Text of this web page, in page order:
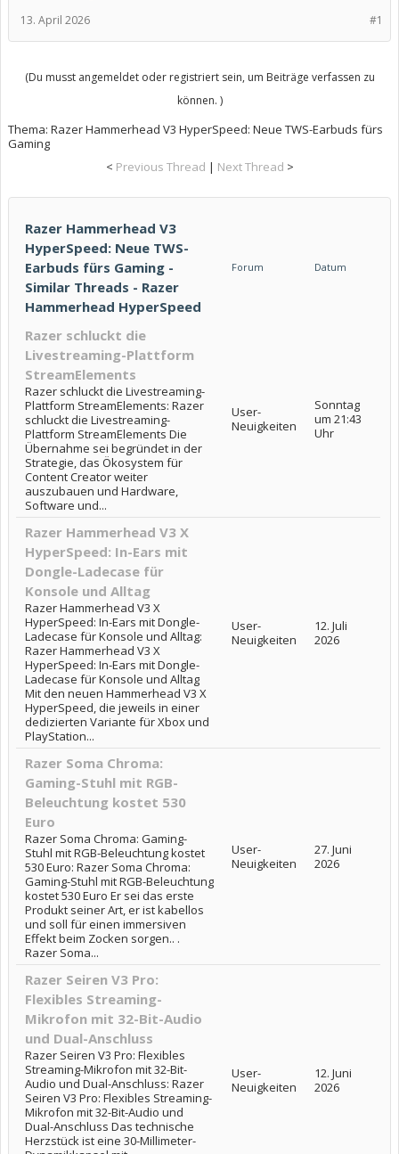
#1
13. April 2026
(Du musst angemeldet oder registriert sein, um Beiträge verfassen zu
können. )
Thema: Razer Hammerhead V3 HyperSpeed: Neue TWS-Earbuds fürs
Gaming
< Previous Thread | Next Thread >
Razer Hammerhead V3
HyperSpeed: Neue TWS-
Earbuds fürs Gaming -
Similar Threads - Razer
Hammerhead HyperSpeed
Forum Datum
Razer schluckt die
Livestreaming-Plattform
StreamElements
Razer schluckt die Livestreaming-
Plattform StreamElements: Razer
schluckt die Livestreaming-
Plattform StreamElements Die
Übernahme sei begründet in der
Strategie, das Ökosystem für
Content Creator weiter
auszubauen und Hardware,
Software und...
User-
Neuigkeiten
Sonntag
um 21:43
Uhr
Razer Hammerhead V3 X
HyperSpeed: In-Ears mit
Dongle-Ladecase für
Konsole und Alltag
Razer Hammerhead V3 X
HyperSpeed: In-Ears mit Dongle-
Ladecase für Konsole und Alltag:
Razer Hammerhead V3 X
HyperSpeed: In-Ears mit Dongle-
Ladecase für Konsole und Alltag
Mit den neuen Hammerhead V3 X
HyperSpeed, die jeweils in einer
dedizierten Variante für Xbox und
PlayStation...
User-
Neuigkeiten
12. Juli
2026
Razer Soma Chroma:
Gaming-Stuhl mit RGB-
Beleuchtung kostet 530
Euro
Razer Soma Chroma: Gaming-
Stuhl mit RGB-Beleuchtung kostet
530 Euro: Razer Soma Chroma:
Gaming-Stuhl mit RGB-Beleuchtung
kostet 530 Euro Er sei das erste
Produkt seiner Art, er ist kabellos
und soll für einen immersiven
Effekt beim Zocken sorgen.. .
Razer Soma...
User-
Neuigkeiten
27. Juni
2026
Razer Seiren V3 Pro:
Flexibles Streaming-
Mikrofon mit 32-Bit-Audio
und Dual-Anschluss
Razer Seiren V3 Pro: Flexibles
Streaming-Mikrofon mit 32-Bit-
Audio und Dual-Anschluss: Razer
Seiren V3 Pro: Flexibles Streaming-
Mikrofon mit 32-Bit-Audio und
Dual-Anschluss Das technische
Herzstück ist eine 30-Millimeter-
User-
Neuigkeiten
12. Juni
2026